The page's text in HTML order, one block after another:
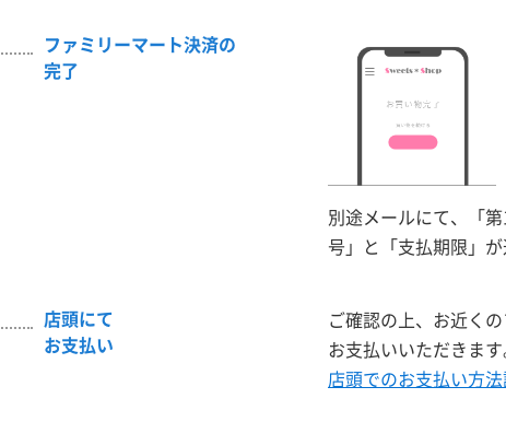
ファミリーマート決済の
完了
別途メールにて、「
号」と「支払期限」が
店頭にて
お支払い
ご確認の上、お近く
お支払いいただきます
店頭でのお支払い方